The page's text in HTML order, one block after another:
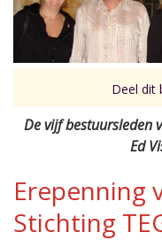
Deel dit
De vijf bestuursleden
Ed
Erepenning
Stichting